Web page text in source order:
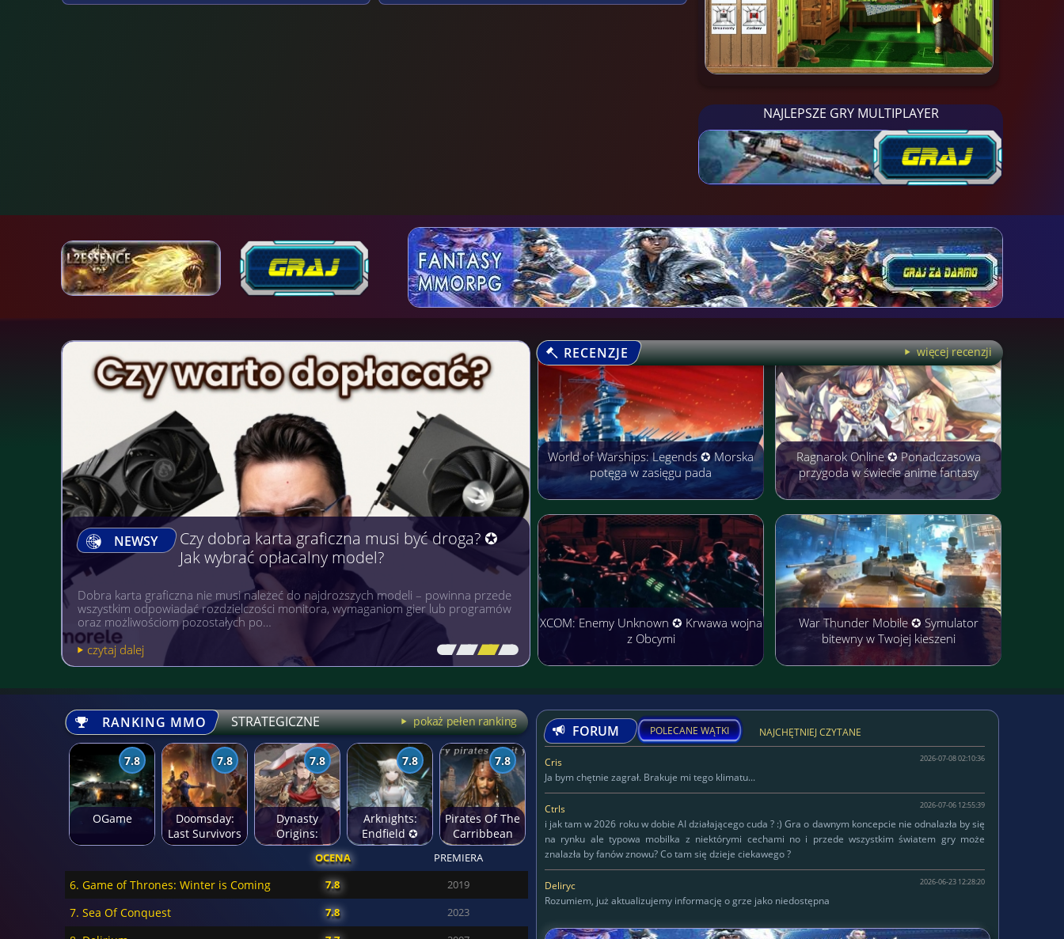
NAJLEPSZE GRY MULTIPLAYER
NEWSY Gry, na których można Zarobić Pieniądze
Gry komputerowe, mobilne i na wielu różnych platformach cieszą się niezwykłą
popularnością niezależnie od wieku. A gdyby tak połączyć przyjemne z
pożytecznym? Warto wówczas postawić sobi…
czytaj dalej
[\ \\ \\ \]
RECENZJE więcej recenzji
World of Warships: Legends ✪ Morska
potęga w zasięgu pada
Ragnarok Online ✪ Ponadczasowa
przygoda w świecie anime fantasy
XCOM: Enemy Unknown ✪ Krwawa wojna
z Obcymi
War Thunder Mobile ✪ Symulator
bitewny w Twojej kieszeni
RANKING MMO STRATEGICZNE pokaż pełen ranking
7.8
OGame
7.8
Doomsday:
Last Survivors
7.8
Dynasty
Origins:
Pioneer
7.8
Arknights:
Endfield ✪
Anime świat
7.8
Pirates Of The
Carribbean
OCENA PREMIERA
6. Game of Thrones: Winter is Coming 7.8 2019
7. Sea Of Conquest 7.8 2023
FORUM POLECANE WĄTKI NAJCHĘTNIEJ CZYTANE
Cris 2026-07-08 02:10:36
Ja bym chętnie zagrał. Brakuje mi tego klimatu...
Ctrls 2026-07-06 12:55:39
i jak tam w 2026 roku w dobie AI działającego cuda ? :) Gra o dawnym koncepcie nie odnalazła by się
na rynku ale typowa mobilka z niektórymi cechami no i przede wszystkim światem gry może
znalazła by fanów znowu? Co tam się dzieje ciekawego ?
Deliryc
Deliryc
KAPITAN
2026-06-23 12:28:20
Rozumiem, już aktualizujemy informację o grze jako niedostępna